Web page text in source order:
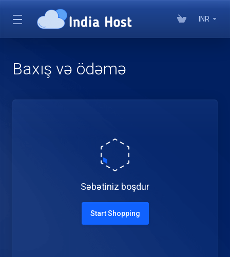
INR
Baxış və ödəmə
Səbətiniz boşdur
Start Shopping